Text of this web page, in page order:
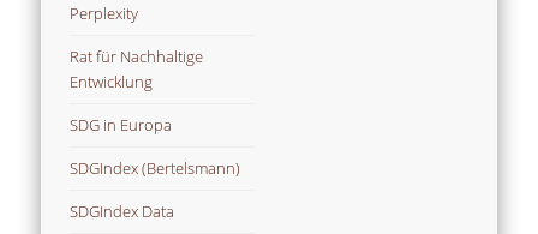
Perplexity
Rat für Nachhaltige
Entwicklung
SDG in Europa
SDGIndex (Bertelsmann)
SDGIndex Data